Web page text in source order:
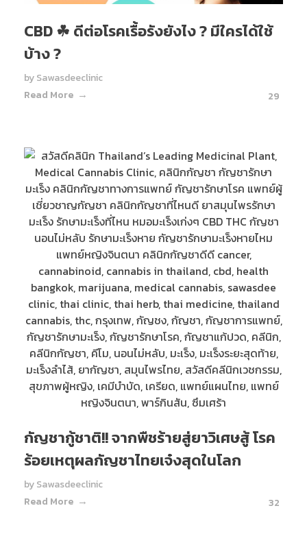
CBD ☘ ดีต่อโรคเรื้อรังยังไง ? มีใครได้ใช้
บ้าง ?
bySawasdeeclinic
Read More
29
กัญชากู้ชาติ!! จากพืชร้ายสู่ยาวิเศษสู้ โรค
ร้อยเหตุผลกัญชาไทยเจ๋งสุดในโลก
bySawasdeeclinic
Read More
32